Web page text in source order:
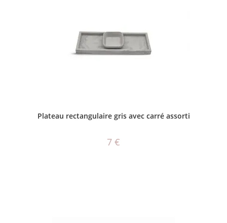
Plateau rectangulaire gris avec carré assorti
7 €